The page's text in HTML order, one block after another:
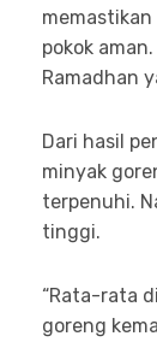
pokok
Ramadhan
Dari hasil
minyak
terpenuhi.
tinggi.
“Rata-rata
goreng